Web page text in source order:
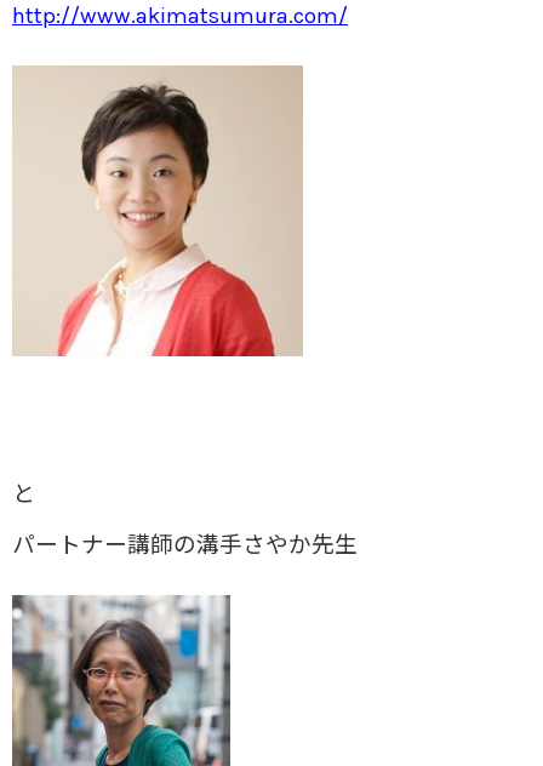
http://www.akimatsumura.com/
と
パートナー講師の溝手さやか先生